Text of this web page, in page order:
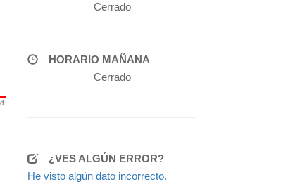
Cerrado
HORARIO MAÑANA
Cerrado
¿VES ALGÚN ERROR?
He visto algún dato incorrecto.